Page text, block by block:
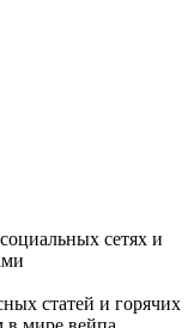
сетях и
статей и горячих